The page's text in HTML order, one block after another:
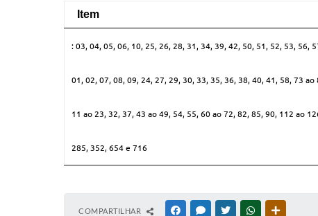
Item
: 03, 04, 05, 06, 10, 25, 26, 28, 31, 34, 39, 42, 50, 51, 52, 53, 56,
01, 02, 07, 08, 09, 24, 27, 29, 30, 33, 35, 36, 38, 40, 41, 58, 73
11 ao 23, 32, 37, 43 ao 49, 54, 55, 60 ao 72, 82, 85, 90, 112 ao
285, 352, 654 e 716
COMPARTILHAR FACEBOOKMESSENGER
TWITTERWHATSAPP